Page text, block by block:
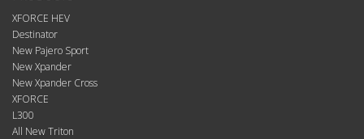
XFORCE HEV
Destinator
New Pajero Sport
New Xpander
New Xpander Cross
XFORCE
L300
All New Triton